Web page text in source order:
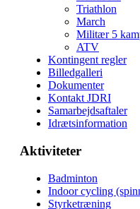
Triathlon
March
Militær 5
ATV
Kontingent regler
Billedgalleri
Dokumenter
Kontakt JDRI
Samarbejdsaftaler
Idrætsinformation
Aktiviteter
Badminton
Indoor cycling
Styrketræning